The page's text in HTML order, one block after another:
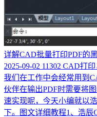
详解CAD批量打印PDF的
2025-09-02 11302 CAD打
我们在工作中会经常用到
伙伴在输出PDF时需要将
速实现呢，今天小编就以
下。图文详细教程1、浩辰